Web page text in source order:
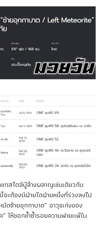
กสไตล์บู๊ล้างผลาญเช่นเดียวกัน
จะต้องมีฝ่ายใดฝ่ายหนึ่งที่ร่วงลงไป
ซ้ายอุกกาบาต” อาวุธเก่งของ
ให้ชอกช้ำซ้ำรอยความพ่ายแพ้ใน